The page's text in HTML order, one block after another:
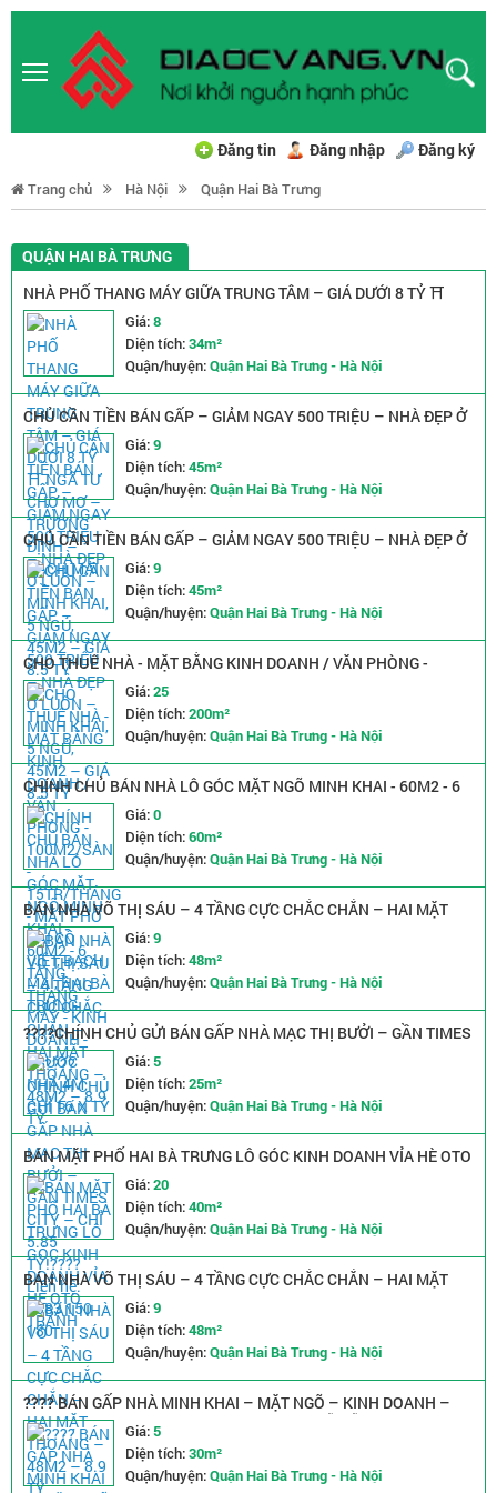
Đăng tin Đăng nhập Đăng ký
Trang chủ Hà Nội Quận Hai Bà Trưng
QUẬN HAI BÀ TRƯNG
NHÀ PHỐ THANG MÁY GIỮA TRUNG TÂM – GIÁ DƯỚI 8 TỶ ⛩️
NGÃ TƯ CHỢ MƠ – TRƯƠNG ĐỊNH – BẠCH MAI
Giá:8
Diện tích:34m²
Quận/huyện:Quận Hai Bà Trưng - Hà Nội
CHỦ CẦN TIỀN BÁN GẤP – GIẢM NGAY 500 TRIỆU – NHÀ ĐẸP Ở
LUÔN –MINH KHAI, 5 NGỦ, 45M2 – GIÁ 8.5 TỶ
Giá:9
Diện tích:45m²
Quận/huyện:Quận Hai Bà Trưng - Hà Nội
CHỦ CẦN TIỀN BÁN GẤP – GIẢM NGAY 500 TRIỆU – NHÀ ĐẸP Ở
LUÔN –MINH KHAI, 5 NGỦ, 45M2 – GIÁ 8.5 TỶ
Giá:9
Diện tích:45m²
Quận/huyện:Quận Hai Bà Trưng - Hà Nội
CHO THUÊ NHÀ - MẶT BẰNG KINH DOANH / VĂN PHÒNG -
100M2/SÀN - 15TR/THÁNG - MẶT PHỐ ĐẠI CỒ VIỆT, BẠCH MAI,
HAI BÀ TRƯNG
Giá:25
Diện tích:200m²
Quận/huyện:Quận Hai Bà Trưng - Hà Nội
CHÍNH CHỦ BÁN NHÀ LÔ GÓC MẶT NGÕ MINH KHAI - 60M2 - 6
TẦNG THANG MÁY - KINH DOANH - TRƯỚC NHÀ 4M CHỈ 16.X TỶ
Giá:0
Diện tích:60m²
Quận/huyện:Quận Hai Bà Trưng - Hà Nội
BÁN NHÀ VÕ THỊ SÁU – 4 TẦNG CỰC CHẮC CHẮN – HAI MẶT
THOÁNG – 48M2 – 8.9 TỶ
Giá:9
Diện tích:48m²
Quận/huyện:Quận Hai Bà Trưng - Hà Nội
????CHÍNH CHỦ GỬI BÁN GẤP NHÀ MẠC THỊ BƯỞI – GẦN TIMES
CITY – CHỈ 5.85 TỶ!???? Liên hệ: 0383 150 180
Giá:5
Diện tích:25m²
Quận/huyện:Quận Hai Bà Trưng - Hà Nội
BÁN MẶT PHỐ HAI BÀ TRƯNG LÔ GÓC KINH DOANH VỈA HÈ OTO
TRÁNH
Giá:20
Diện tích:40m²
Quận/huyện:Quận Hai Bà Trưng - Hà Nội
BÁN NHÀ VÕ THỊ SÁU – 4 TẦNG CỰC CHẮC CHẮN – HAI MẶT
THOÁNG – 48M2 – 8.9 TỶ
Giá:9
Diện tích:48m²
Quận/huyện:Quận Hai Bà Trưng - Hà Nội
???? BÁN GẤP NHÀ MINH KHAI – MẶT NGÕ – KINH DOANH –
30m² – 3 TẦNG – NHỈNH 5 TỶ – ÔTÔ 29 CHỖ ĐỖ CÁCH VÀI
BƯỚc
Giá:5
Diện tích:30m²
Quận/huyện:Quận Hai Bà Trưng - Hà Nội